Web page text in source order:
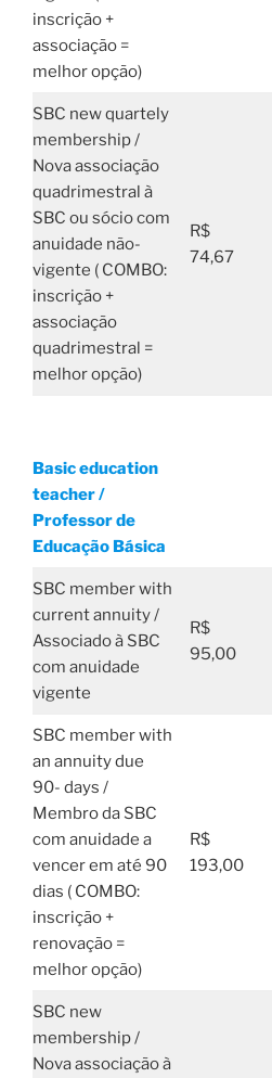
inscrição +
associação =
melhor opção)
SBC new quartely
membership /
Nova associação
quadrimestral à
SBC ou sócio com
anuidade não-
vigente ( COMBO:
inscrição +
associação
quadrimestral =
melhor opção)
R$
74,67
Basic education
teacher /
Professor de
Educação Básica
SBC member with
current annuity /
Associado à SBC
com anuidade
vigente
R$
95,00
SBC member with
an annuity due
90- days /
Membro da SBC
com anuidade a
vencer em até 90
dias ( COMBO:
inscrição +
renovação =
melhor opção)
R$
193,00
SBC new
membership /
Nova associação à